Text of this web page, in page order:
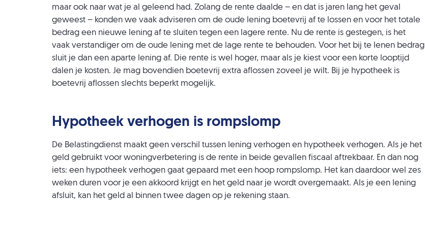
maar ook naar wat je al geleend had. Zolang de rente daalde – en dat is jaren lang het geval
geweest – konden we vaak adviseren om de oude lening boetevrij af te lossen en voor het totale
bedrag een nieuwe lening af te sluiten tegen een lagere rente. Nu de rente is gestegen, is het
vaak verstandiger om de oude lening met de lage rente te behouden. Voor het bij te lenen bedrag
sluit je dan een aparte lening af. Die rente is wel hoger, maar als je kiest voor een korte looptijd
dalen je kosten. Je mag bovendien boetevrij extra aflossen zoveel je wilt. Bij je hypotheek is
boetevrij aflossen slechts beperkt mogelijk.
Hypotheek verhogen is rompslomp
De Belastingdienst maakt geen verschil tussen lening verhogen en hypotheek verhogen. Als je het
geld gebruikt voor woningverbetering is de rente in beide gevallen fiscaal aftrekbaar. En dan nog
iets: een hypotheek verhogen gaat gepaard met een hoop rompslomp. Het kan daardoor wel zes
weken duren voor je een akkoord krijgt en het geld naar je wordt overgemaakt. Als je een lening
afsluit, kan het geld al binnen twee dagen op je rekening staan.